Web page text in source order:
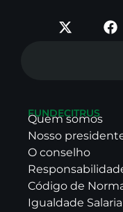
FUNDECITRUS
Quem somos
Nosso
O conselho
Código de
Igualdade Salarial